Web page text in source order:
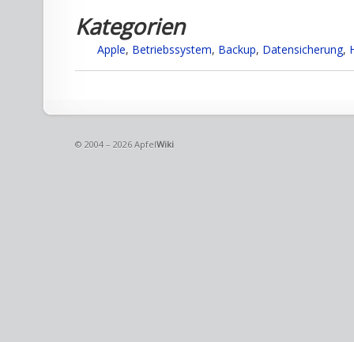
Kategorien
Apple, Betriebssystem, Backup, Datensicherung,
© 2004 – 2026 ApfelWiki